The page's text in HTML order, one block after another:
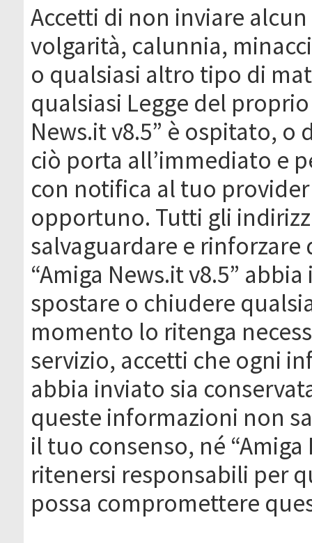
Accetti di non inviare
volgarità, calunnia,
o qualsiasi altro tipo di
qualsiasi Legge del
News.it v8.5” è ospitato, o
ciò porta all’immediato e
con notifica al tuo
opportuno. Tutti gli
salvaguardare e
“Amiga News.it v8.5”
spostare o chiudere
momento lo ritenga
servizio, accetti che ogni
abbia inviato sia
queste informazioni non
il tuo consenso, né
ritenersi responsabili per
possa compromettere